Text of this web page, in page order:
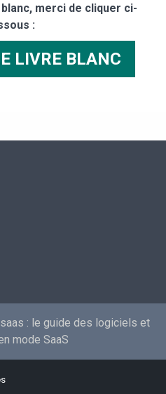
merci de cliquer ci-
:
LIVRE BLANC
: le guide des logiciels et
mode SaaS